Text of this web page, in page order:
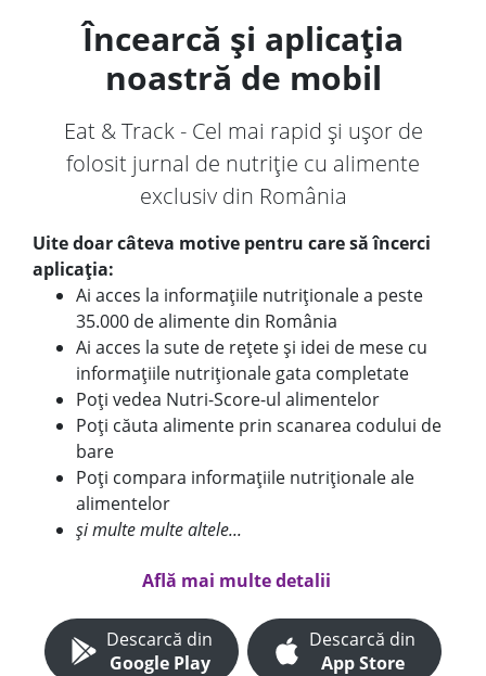
Încearcă și aplicația
noastră de mobil
Eat & Track - Cel mai rapid și ușor de
folosit jurnal de nutriție cu alimente
exclusiv din România
Uite doar câteva motive pentru care să încerci
aplicația:
Ai acces la informațiile nutriționale a peste
35.000 de alimente din România
Ai acces la sute de rețete și idei de mese cu
informațiile nutriționale gata completate
Poți vedea Nutri-Score-ul alimentelor
Poți căuta alimente prin scanarea codului de
bare
Poți compara informațiile nutriționale ale
alimentelor
și multe multe altele...
Află mai multe detalii
Descarcă din
Google Play
Descarcă din
App Store